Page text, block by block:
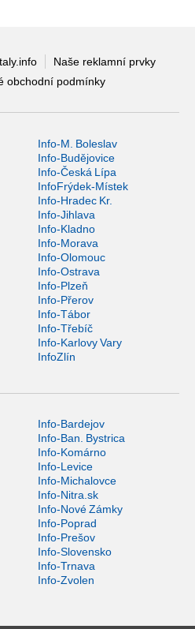
Naše reklamní prvky
obchodní podmínky
Info-M. Boleslav
Info-Budějovice
Info-Česká Lípa
InfoFrýdek-Místek
Info-Hradec Kr.
Info-Jihlava
Info-Kladno
Info-Morava
Info-Olomouc
Info-Ostrava
Info-Plzeň
Info-Přerov
Info-Tábor
Info-Třebíč
Info-Karlovy Vary
InfoZlín
Info-Bardejov
Info-Ban. Bystrica
Info-Komárno
Info-Levice
Info-Michalovce
Info-Nitra.sk
Info-Nové Zámky
Info-Poprad
Info-Prešov
Info-Slovensko
Info-Trnava
Info-Zvolen